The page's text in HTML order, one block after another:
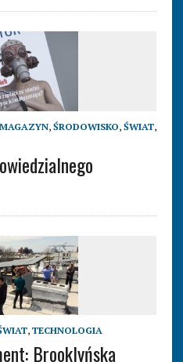
MAGAZYN, ŚRODOWISKO, ŚWIAT,
, TECHNOLOGIA
Brooklyńska